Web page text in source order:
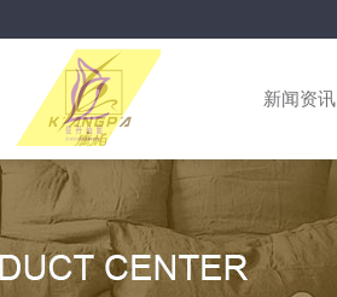
新闻资讯